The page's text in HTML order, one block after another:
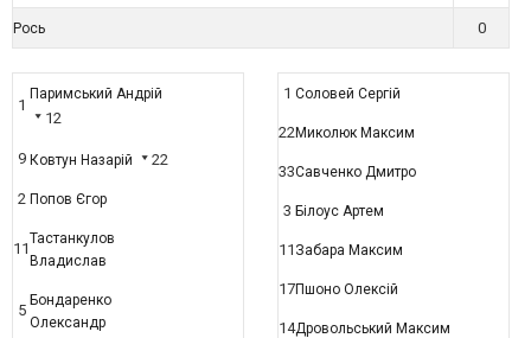
Рось 0
1
Паримський Андрій
12
9 Ковтун Назарій 22
2 Попов Єгор
11
Тастанкулов
Владислав
5
Бондаренко
Олександр
1 Соловей Сергій
22Миколюк Максим
33Савченко Дмитро
3 Білоус Артем
11 Забара Максим
17Пшоно Олексій
14Дровольський Максим